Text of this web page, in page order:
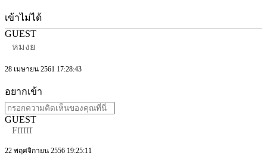
เข้าไม่ได้
GUEST
หมงย
28 เมษายน 2561 17:28:43
อยากเข้า
GUEST
Ffffff
22 พฤศจิกายน 2556 19:25:11